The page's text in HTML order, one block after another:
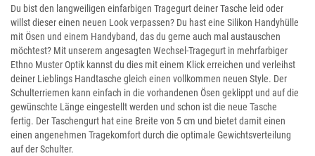
Du bist den langweiligen einfarbigen Tragegurt deiner Tasche leid oder
willst dieser einen neuen Look verpassen? Du hast eine Silikon Handyhülle
mit Ösen und einem Handyband, das du gerne auch mal austauschen
möchtest? Mit unserem angesagten Wechsel-Tragegurt in mehrfarbiger
Ethno Muster Optik kannst du dies mit einem Klick erreichen und verleihst
deiner Lieblings Handtasche gleich einen vollkommen neuen Style. Der
Schulterriemen kann einfach in die vorhandenen Ösen geklippt und auf die
gewünschte Länge eingestellt werden und schon ist die neue Tasche
fertig. Der Taschengurt hat eine Breite von 5 cm und bietet damit einen
einen angenehmen Tragekomfort durch die optimale Gewichtsverteilung
auf der Schulter.